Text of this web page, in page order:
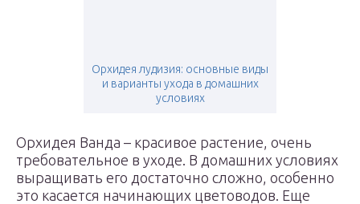
Орхидея лудизия: основные виды
и варианты ухода в домашних
условиях
Орхидея Ванда – красивое растение, очень
требовательное в уходе. В домашних условиях
выращивать его достаточно сложно, особенно
это касается начинающих цветоводов. Еще